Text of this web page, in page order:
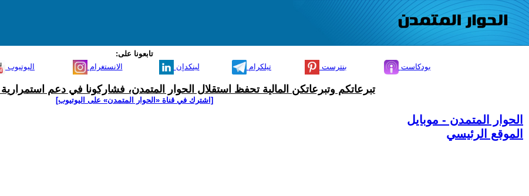
تابعونا على:
اليوتيوب الانستغرام لينكدإن تيلكرام بنترست بودكاست
تبرعاتكم وتبرعاتكن المالية تحفظ استقلال الحوار المتمدن، فشاركونا في دعم
[اشترك في قناة ‫«الحوار المتمدن» على اليوتيوب]
الحوار المتمدن - موبايل
الموقع الرئيسي